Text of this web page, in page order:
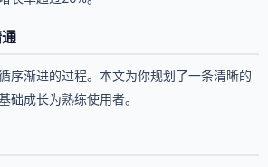
序渐进的过程。本文为你规划了一条清晰的
础成长为熟练使用者。